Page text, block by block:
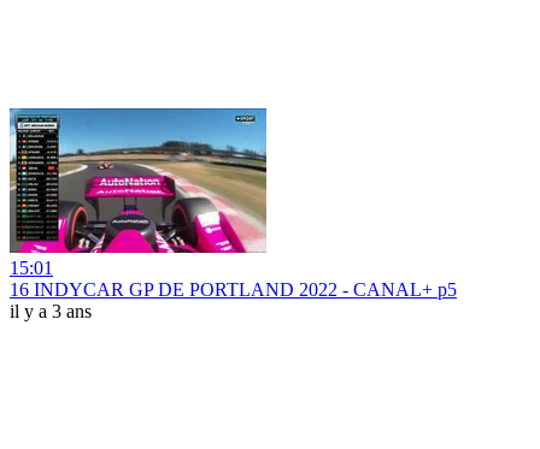
15:01
16 INDYCAR GP DE PORTLAND 2022 - CANAL+ p5
il y a 3 ans